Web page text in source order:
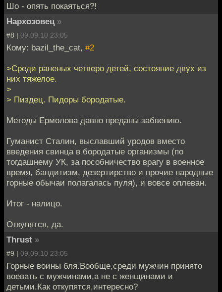
Шо - опять покаяться?!
Нархозовец »
#8 | 09.09.10 23:05
Кому: bazil_the_cat, #2
>Среди раненых четверо детей, состояние двух из
них тяжелое.
>
> Пиздец. Пидоры бородатые.
Методы Ермолова давно преданы забвению.
Гуманист Сталин, выславший уродов вместо
введения свинца в бородатые организмы (по
тогдашнему УК, за пособничество врагу в военное
время, бандитизм, дезертирство и прочие народные
горные обычаи полагалась пуля), и вовсе оплеван.
Итог - налицо.
Откупятся, да.
Thrust »
#9 | 09.09.10 23:05
Горные воины бля.Вообще,среди мужчин принято
воевать с мужчинами,а не с женщинами и
детьми.Как откупятся,интересно?